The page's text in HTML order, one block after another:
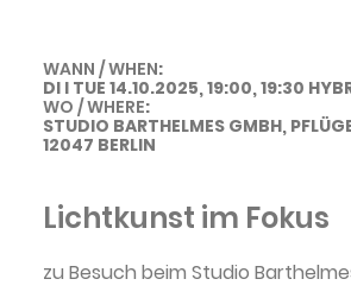
WANN / WHEN:
DI I TUE 14.10.2025, 19:00, 19:30
WO / WHERE:
STUDIO BARTHELMES GMBH,
2047 BERLIN
Lichtkunst im Fokus
zu Besuch beim Studio